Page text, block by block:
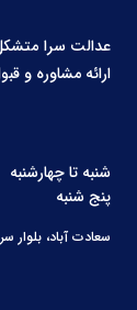
عدالت سرا
ارائه مشاوره و
شنبه تا چهارشنبه
پنج شنبه
سعادت آباد، بلوار سرو